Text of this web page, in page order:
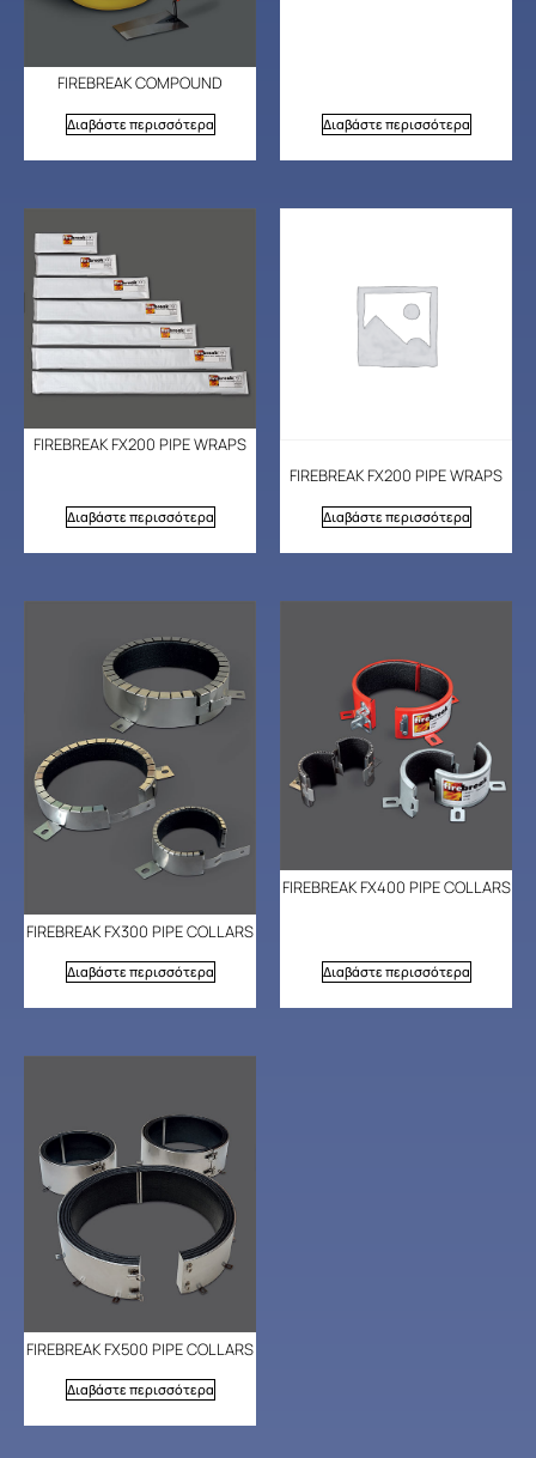
FIREBREAK COMPOUND
Διαβάστε περισσότερα Διαβάστε περισσότερα
FIREBREAK FX200 PIPE WRAPS
Διαβάστε περισσότερα
FIREBREAK FX200 PIPE WRAPS
Διαβάστε περισσότερα
FIREBREAK FX300 PIPE COLLARS
Διαβάστε περισσότερα
FIREBREAK FX400 PIPE COLLARS
Διαβάστε περισσότερα
FIREBREAK FX500 PIPE COLLARS
Διαβάστε περισσότερα